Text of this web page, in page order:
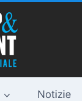
Notizie